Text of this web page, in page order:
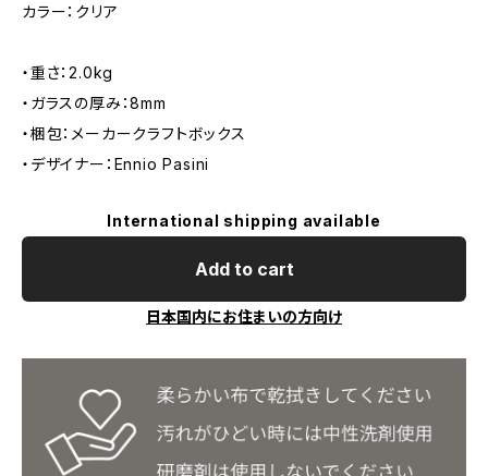
カラー：クリア
・重さ：2.0kg
・ガラスの厚み：8mm
・梱包：メーカークラフトボックス
・デザイナー：Ennio Pasini
International shipping available
Add to cart
日本国内にお住まいの方向け